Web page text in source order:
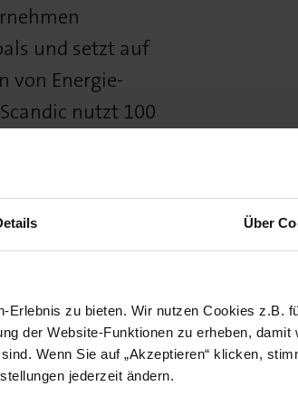
Über
zu bieten. Wir nutzen Cookies z.B.
der Website-Funktionen zu erheben, damit
Wenn Sie auf „Akzeptieren“ klicken,
jederzeit ändern.
und setzt auf
von Energie-
nutzt 100
mit 60
Zudem
für Gäste
Diversität
werden.
die
bei
der Jutar GmbH,